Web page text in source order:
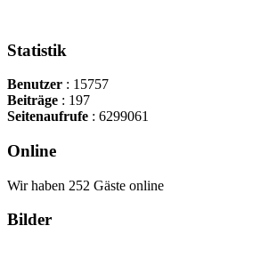
Statistik
Benutzer : 15757
Beiträge : 197
Seitenaufrufe : 6299061
Online
Wir haben 252 Gäste online
Bilder